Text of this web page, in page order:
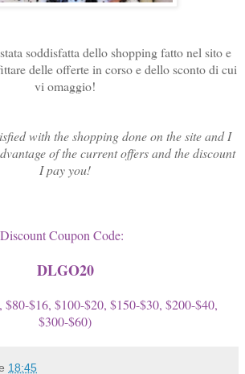
soddisfatta dello shopping fatto nel sito e
delle offerte in corso e dello sconto di cui
vi omaggio!
with the shopping done on the site and I
of the current offers and the discount
I pay you!
Discount Coupon Code:
DLGO20
$80-$16, $100-$20, $150-$30, $200-$40,
$300-$60)
18:45